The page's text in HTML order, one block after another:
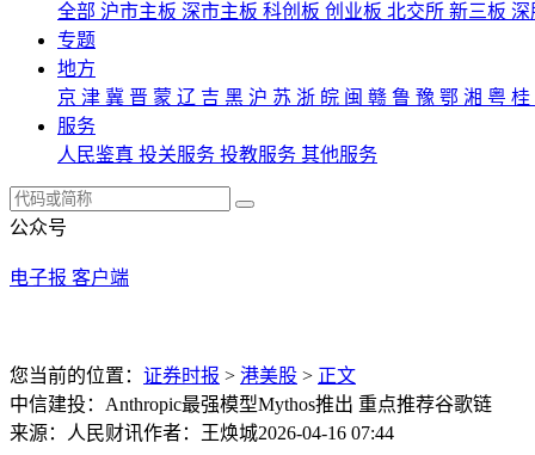
全部 沪市主板 深市主板 科创板 创业板 北交所 新三板
专题
地方
京 津 冀 晋 蒙 辽 吉 黑 沪 苏 浙 皖 闽 赣 鲁 豫 鄂 湘 粤 桂
服务
人民鉴真 投关服务 投教服务 其他服务
公众号
电子报 客户端
您当前的位置： 证券时报 > 港美股 > 正文
中信建投：Anthropic最强模型Mythos推出 重点推荐谷歌链
来源：人民财讯作者：王焕城2026-04-16 07:44